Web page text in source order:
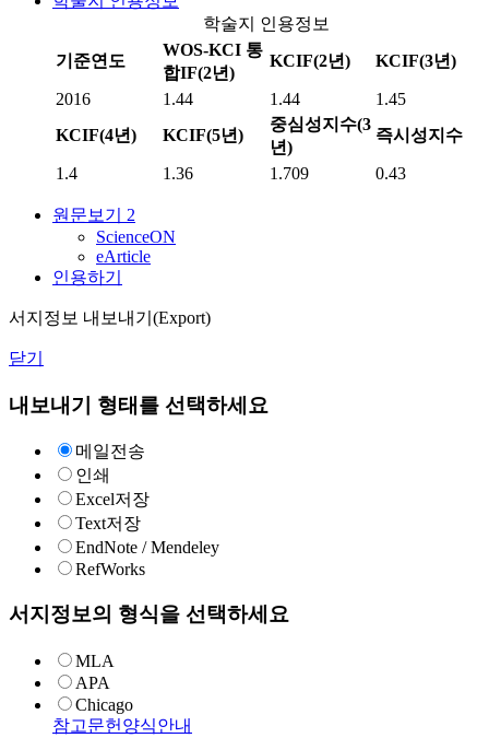
학술지 인용정보
기준연도
WOS-KCI 통
합IF(2년)
KCIF(2년) KCIF(3년)
2016 1.44 1.44
1.45
KCIF(4년)
KCIF(5년)
중심성지수(3
년)
즉시성지수
1.4 1.36 1.709 0.43
원문보기 2
ScienceON
eArticle
인용하기
서지정보 내보내기(Export)
닫기
내보내기 형태를 선택하세요
메일전송
인쇄
Excel저장
Text저장
EndNote / Mendeley
RefWorks
서지정보의 형식을 선택하세요
MLA
APA
Chicago
참고문헌양식안내